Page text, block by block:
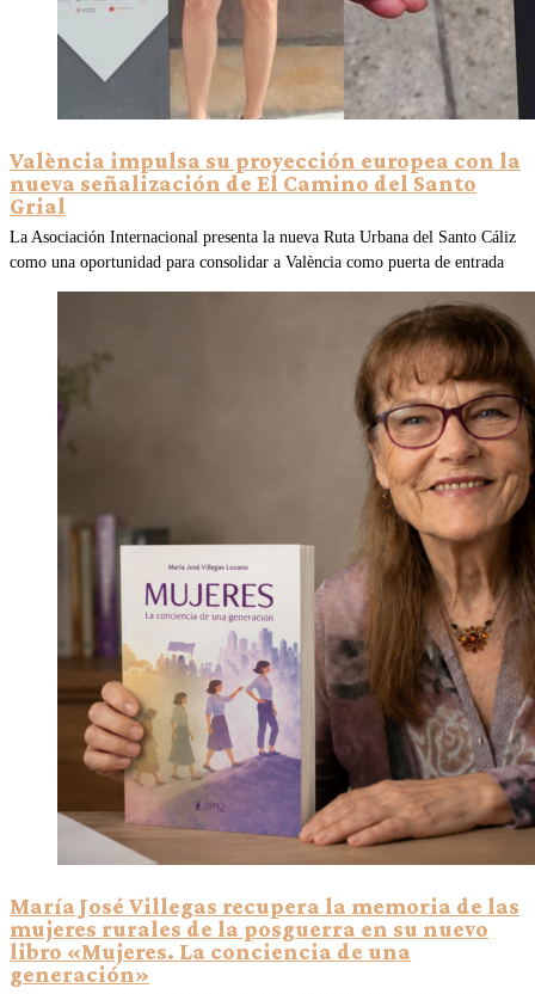
València impulsa su proyección europea con la
nueva señalización de El Camino del Santo
Grial
La Asociación Internacional presenta la nueva Ruta Urbana del Santo Cáliz
como una oportunidad para consolidar a València como puerta de entrada
María José Villegas recupera la memoria de las
mujeres rurales de la posguerra en su nuevo
libro «Mujeres. La conciencia de una
generación»